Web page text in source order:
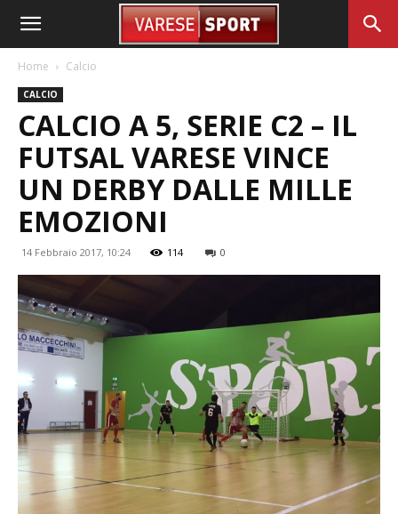
Home Calcio
CALCIO
CALCIO A 5, SERIE C2 – IL
FUTSAL VARESE VINCE
UN DERBY DALLE MILLE
EMOZIONI
14 Febbraio 2017, 10:24 114 0